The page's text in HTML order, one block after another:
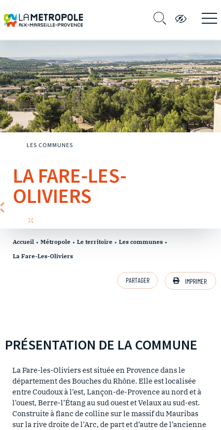
LES COMMUNES
LA FARE-LES-
OLIVIERS
Accueil Métropole Le territoire
Les communes
La Fare-Les-Oliviers
PARTAGER IMPRIMER
PRÉSENTATION DE LA COMMUNE
La Fare-les-Oliviers est située en Provence dans le
département des Bouches du Rhône. Elle est localisée
entre Coudoux à l’est, Lançon-de-Provence au nord et à
l’ouest, Berre-l’Étang au sud ouest et Velaux au sud-est.
Construite à flanc de colline sur le massif du Mauribas
sur la rive droite de l’Arc, de part et d’autre de l’ancienne